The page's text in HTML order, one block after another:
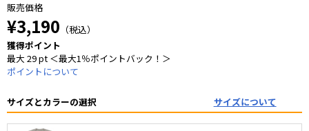
販売価格
¥3,190 （税込）
獲得ポイント
最大 29 pt ＜最大1％ポイントバック！＞
ポイントについて
サイズとカラーの選択 サイズについて